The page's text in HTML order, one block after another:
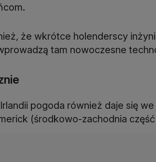
że wkrótce holenderscy
tam nowoczesne
pogoda również daje się
(środkowo-zachodnia